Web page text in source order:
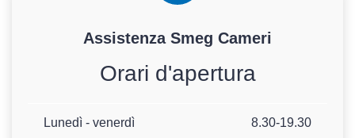
Assistenza Smeg Cameri
Orari d'apertura
Lunedì - venerdì 8.30-19.30